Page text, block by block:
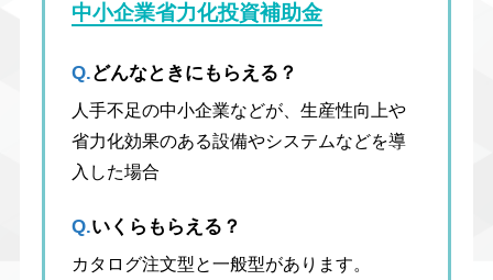
中小企業省力化投資補助金
Q.どんなときにもらえる？
人手不足の中小企業などが、生産性向上や
省力化効果のある設備やシステムなどを導
入した場合
Q.いくらもらえる？
カタログ注文型と一般型があります。